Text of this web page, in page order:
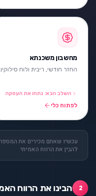
מחשבון משכנתא
החזר חודשי, ריבית ולוח סילוקין
השלב הבא: נתחו את העסקה
לפתוח כלי
עכשיו שאתם מכירים את
להבין את הרווח האמיתי
2 הבינו את הרווח